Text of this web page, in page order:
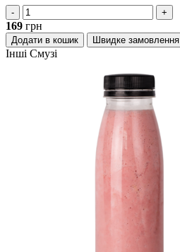
- +
169 грн
Додати в кошик Швидке замовлення
Інші Смузі